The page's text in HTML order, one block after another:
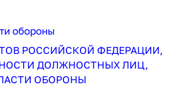
обороны
РОССИЙСКОЙ ФЕДЕРАЦИИ,
ДОЛЖНОСТНЫХ ЛИЦ,
ОБОРОНЫ